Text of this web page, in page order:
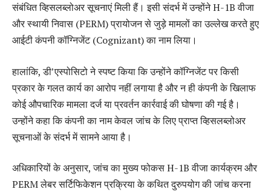
संबंधित व्हिसलब्लोअर सूचनाएं मिली हैं। इसी संदर्भ में उन्होंने H-1B वीजा
और स्थायी निवास (PERM) प्रायोजन से जुड़े मामलों का उल्लेख करते हुए
आईटी कंपनी कॉग्निजेंट (Cognizant) का नाम लिया।
हालांकि, डी’एस्पोसिटो ने स्पष्ट किया कि उन्होंने कॉग्निजेंट पर किसी
प्रकार के गलत कार्य का आरोप नहीं लगाया है और न ही कंपनी के खिलाफ
कोई औपचारिक मामला दर्ज या प्रवर्तन कार्रवाई की घोषणा की गई है।
उन्होंने कहा कि कंपनी का नाम केवल जांच के लिए प्राप्त व्हिसलब्लोअर
सूचनाओं के संदर्भ में सामने आया है।
अधिकारियों के अनुसार, जांच का मुख्य फोकस H-1B वीजा कार्यक्रम और
PERM लेबर सर्टिफिकेशन प्रक्रिया के कथित दुरुपयोग की जांच करना